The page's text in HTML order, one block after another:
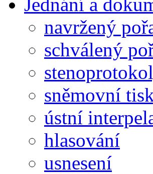
navržený
schválený
sněmovní
ústní
hlasování
usnesení